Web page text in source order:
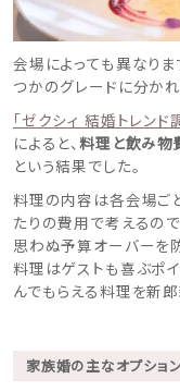
会場によっても異なり
つかのグレードに分か
「ゼクシィ 結婚トレン
によると、料理と飲み
という結果でした。
料理の内容は各会場ご
たりの費用で考えるの
思わぬ予算オーバーを
料理はゲストも喜ぶポ
んでもらえる料理を新
家族婚の主なオプショ